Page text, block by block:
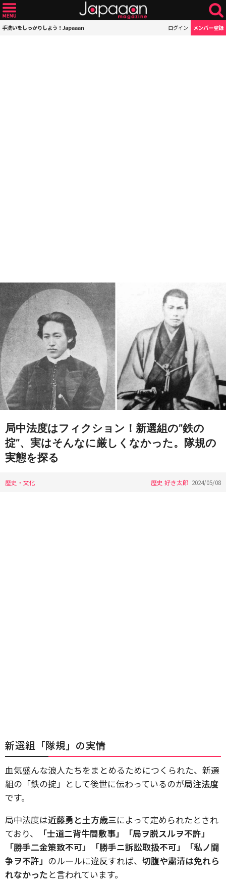
手洗いをしっかりしよう！Japaaan ログイン メンバー登録
局中法度はフィクション！新選組の”鉄の
掟”、実はそんなに厳しくなかった。隊規の
実態を探る
歴史・文化 歴史 好き太郎 2024/05/08
新選組「隊規」の実情
血気盛んな浪人たちをまとめるためにつくられた、新選
組の「鉄の掟」として後世に伝わっているのが局注法度
です。
局中法度は近藤勇と土方歳三によって定められたとされ
ており、
「士道二背牛間敷事」「局ヲ脱スルヲ不許」
「勝手二金策致不可」「勝手ニ訴訟取扱不可」「私ノ闘
争ヲ不許」 のルールに違反すれば、 切腹や粛清は免れら
れなかったと言われています。